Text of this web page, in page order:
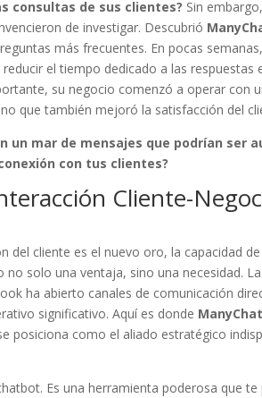
consultas de sus clientes? Sin
de investigar. Descubrió
más frecuentes. En pocas
el tiempo dedicado a las respuestas
su negocio comenzó a operar con
que también mejoró la satisfacción del
un mar de mensajes que podrían ser
con tus clientes?
Cliente-
del cliente es el nuevo oro, la capacidad
no solo una ventaja, sino una necesidad.
ha abierto canales de comunicación
significativo. Aquí es donde ManyChat
posiciona como el aliado estratégico
Es una herramienta poderosa que